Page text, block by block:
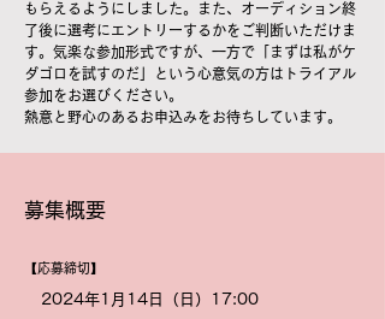
もらえるようにしました。また、オーディション終
了後に選考にエントリーするかをご判断いただけま
す。気楽な参加形式ですが、一方で「まずは私がケ
ダゴロを試すのだ」という心意気の方はトライアル
参加をお選びください。
​熱意と野心のあるお申込みをお待ちしています。
募集概要
【応募締切】
2024年1月14日（日）17:00